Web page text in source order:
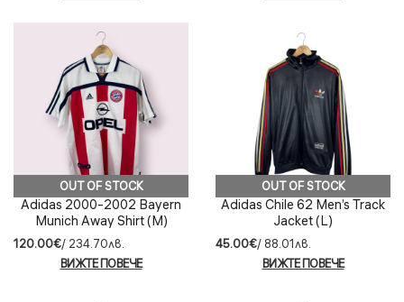
OUT OF STOCK
Adidas 2000-2002 Bayern
Munich Away Shirt (M)
120.00€/ 234.70лв.
ВИЖТЕ ПОВЕЧЕ
OUT OF STOCK
Adidas Chile 62 Men’s Track
Jacket (L)
45.00€/ 88.01лв.
ВИЖТЕ ПОВЕЧЕ